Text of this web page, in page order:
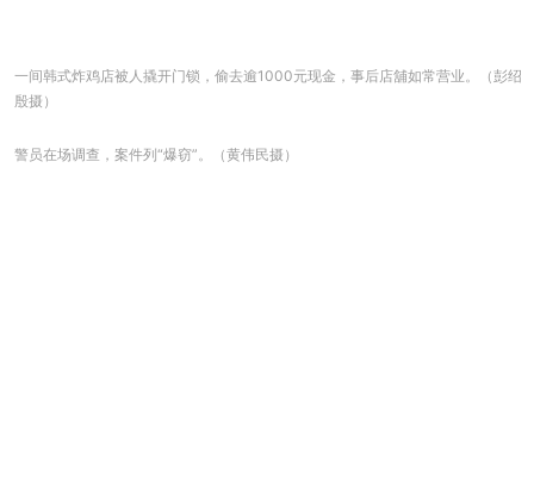
一间韩式炸鸡店被人撬开门锁，偷去逾1000元现金，事后店舖如常营业。（彭绍
殷摄）
警员在场调查，案件列“爆窃”。（黄伟民摄）